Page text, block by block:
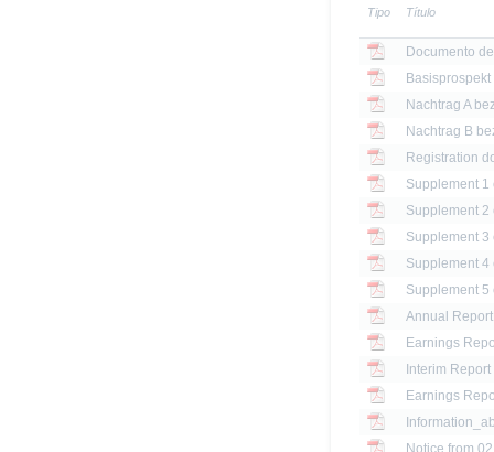
Tipo Título
Documento
Registration
Annual
Earnings
Interim
Earnings